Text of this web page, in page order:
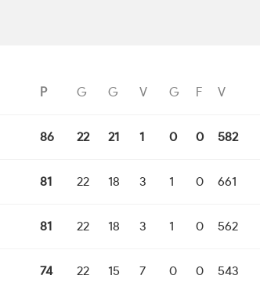
P G G V G F V
86 22 21 1 0 0 582
81 22 18 3 1 0 661
81 22 18 3 1 0 562
74 22 15 7 0 0 543